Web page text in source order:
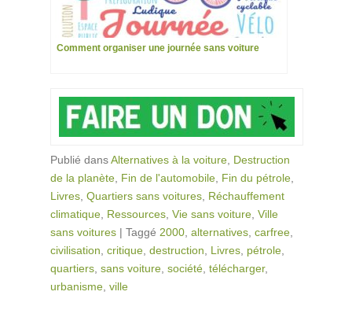
Comment organiser une journée sans voiture
Publié dansAlternatives à la voiture Destruction
de la planète Fin de l'automobile Fin du pétrole
Livres Quartiers sans voitures Réchauffement
climatique Ressources Vie sans voiture Ville
sans voitures | Taggé 2000 alternatives carfree
civilisation critique destruction Livres pétrole
quartiers sans voiture société télécharger,
urbanisme ville